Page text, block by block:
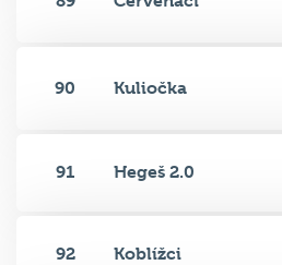
90 Kuliočka
91 Hegeš 2.0
92 Koblížci